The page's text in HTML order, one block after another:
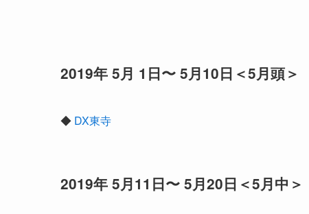
2019年 5月 1日〜 5月10日＜5月頭＞
◆ DX東寺
2019年 5月11日〜 5月20日＜5月中＞